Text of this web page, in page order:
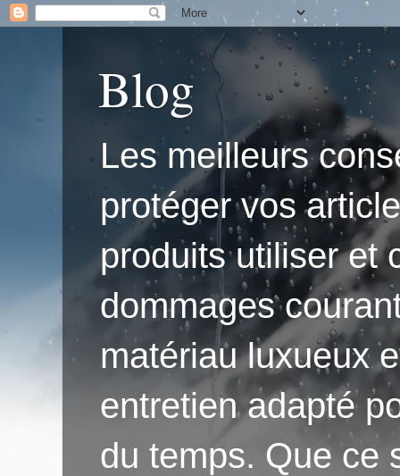
Blog
Les meilleurs
protéger vos
produits utiliser et
dommages
matériau luxueux
entretien adapté
du temps. Que ce